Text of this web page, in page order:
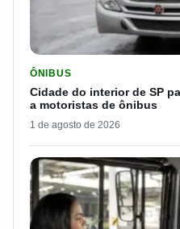
ÔNIBUS
Cidade do interior de SP
a motoristas de ônibus
1 de agosto de 2026